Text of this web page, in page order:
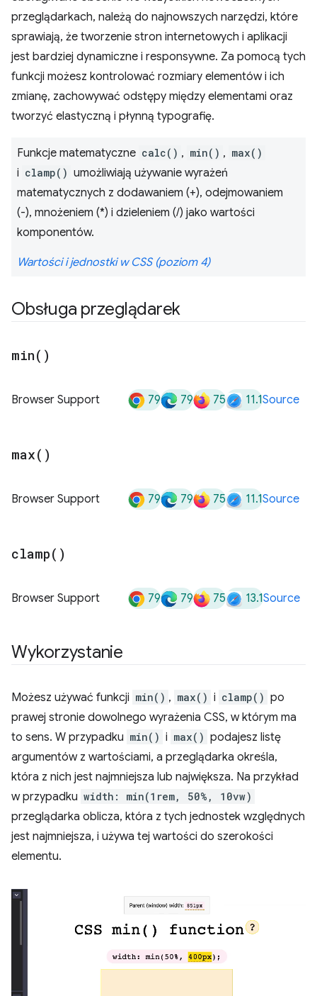
przeglądarkach, należą do najnowszych narzędzi, które
sprawiają, że tworzenie stron internetowych i aplikacji
jest bardziej dynamiczne i responsywne. Za pomocą tych
funkcji możesz kontrolować rozmiary elementów i ich
zmianę, zachowywać odstępy między elementami oraz
tworzyć elastyczną i płynną typografię.
Funkcje matematyczne calc() , min() , max()
i clamp() umożliwiają używanie wyrażeń
matematycznych z dodawaniem (+), odejmowaniem
(-), mnożeniem (*) i dzieleniem (/) jako wartości
komponentów.
Wartości i jednostki w CSS (poziom 4)
Obsługa przeglądarek
min( )
Browser Support 79 79 75 11.1Source
max( )
Browser Support 79 79 75 11.1Source
clamp( )
Browser Support 79 79 75 13.1Source
Wykorzystanie
Możesz używać funkcji min() , max() i clamp() po
prawej stronie dowolnego wyrażenia CSS, w którym ma
to sens. W przypadku min() i max() podajesz listę
argumentów z wartościami, a przeglądarka określa,
która z nich jest najmniejsza lub największa. Na przykład
w przypadku width: min(1rem, 50%, 10vw)
przeglądarka oblicza, która z tych jednostek względnych
jest najmniejsza, i używa tej wartości do szerokości
elementu.